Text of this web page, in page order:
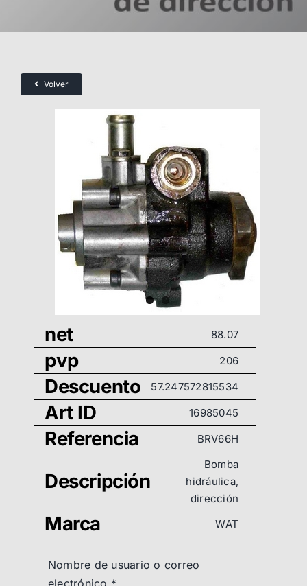
Volver
net 88.07
pvp 206
Descuento 57.247572815534
Art ID 16985045
Referencia BRV66H
Descripción
Bomba
hidráulica,
dirección
Marca WAT
Nombre de usuario o correo